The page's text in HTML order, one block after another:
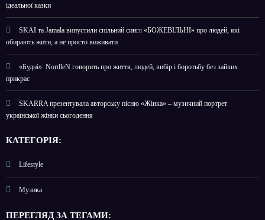
ідеальної казки
SKAI та Jamala випустили спільний сингл «БОЖЕВІЛЬНІ» про людей, які
обирають жити, а не просто виживати
«Будні»: NordleN говорить про життя, людей, вибір і боротьбу без зайвих
прикрас
SKARRA презентувала авторську пісню «Жінка» – музичний портрет
української жінки сьогодення
КАТЕГОРІЯ:
Lifestyle
Музика
ПЕРЕГЛЯД ЗА ТЕГАМИ: